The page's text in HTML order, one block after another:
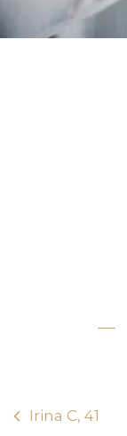
Irina C, 41